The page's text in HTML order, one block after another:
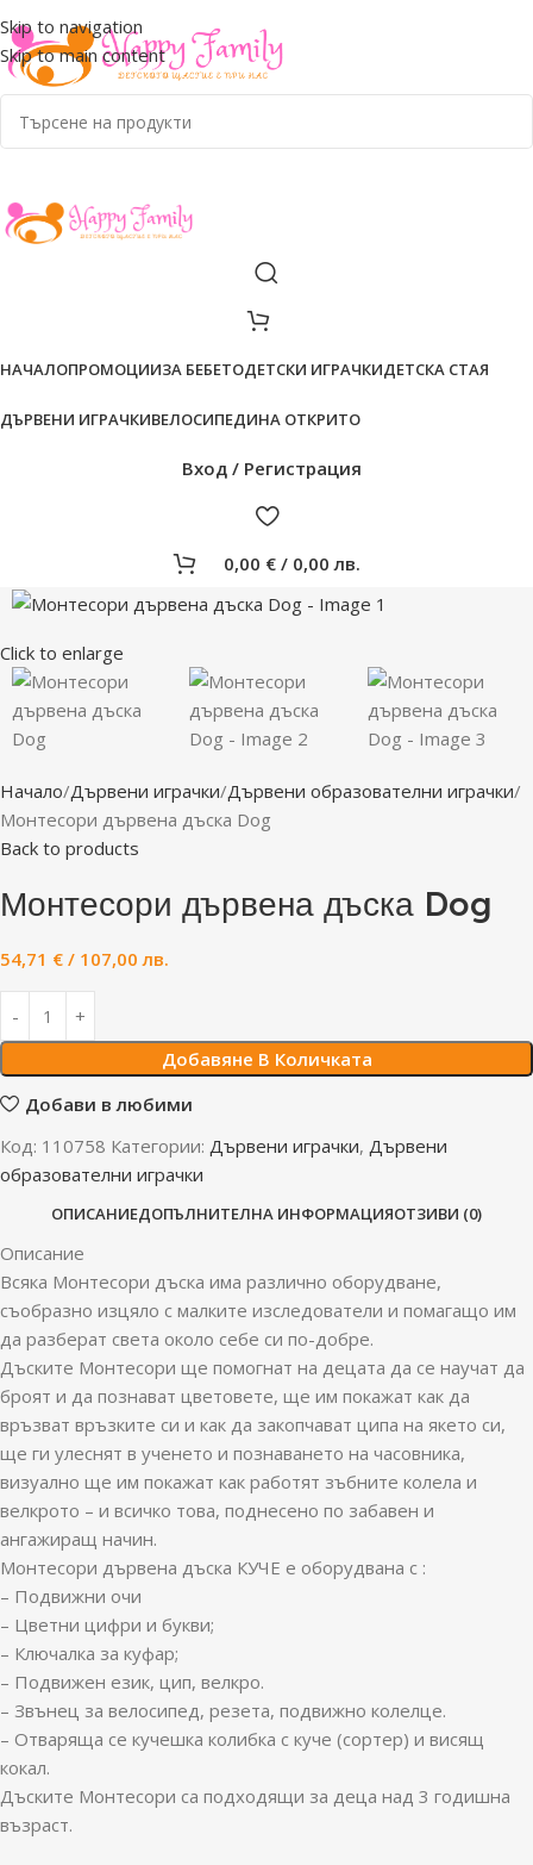
Skip to navigation
Skip to main content
НАЧАЛОПРОМОЦИИЗА БЕБЕТОДЕТСКИ ИГРАЧКИДЕТСКА СТАЯ
ДЪРВЕНИ ИГРАЧКИВЕЛОСИПЕДИНА ОТКРИТО
Вход / Регистрация
0,00 € / 0,00 лв.
Click to enlarge
Начало Дървени играчки Дървени образователни играчки
Монтесори дървена дъска Dog
Back to products
Монтесори дървена дъска Dog
54,71 € / 107,00 лв.
Добавяне В Количката
Добави в любими
Код: 110758 Категории: Дървени играчки, Дървени
образователни играчки
ОПИСАНИЕДОПЪЛНИТЕЛНА ИНФОРМАЦИЯОТЗИВИ (0)
Описание
Всяка Монтесори дъска има различно оборудване,
съобразно изцяло с малките изследователи и помагащо им
да разберат света около себе си по-добре.
Дъските Монтесори ще помогнат на децата да се научат да
броят и да познават цветовете, ще им покажат как да
връзват връзките си и как да закопчават ципа на якето си,
ще ги улеснят в ученето и познаването на часовника,
визуално ще им покажат как работят зъбните колела и
велкрото – и всичко това, поднесено по забавен и
ангажиращ начин.
Монтесори дървена дъска КУЧЕ е оборудвана с :
– Подвижни очи
– Цветни цифри и букви;
– Ключалка за куфар;
– Подвижен език, цип, велкро.
– Звънец за велосипед, резета, подвижно колелце.
– Отваряща се кучешка колибка с куче (сортер) и висящ
кокал.
Дъските Монтесори са подходящи за деца над 3 годишна
възраст.